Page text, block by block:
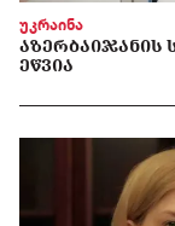
უკრაინა
ᲐᲖᲔᲠᲑᲐᲘᲯᲐᲜᲘᲡ
ᲔᲬᲕᲘᲐ